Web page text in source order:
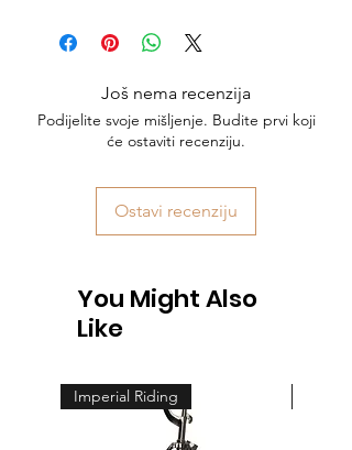
Još nema recenzija
Podijelite svoje mišljenje. Budite prvi koji
će ostaviti recenziju.
Ostavi recenziju
You Might Also
Like
Imperial Riding